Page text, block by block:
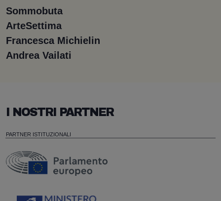
Sommobuta
ArteSettima
Francesca Michielin
Andrea Vailati
I NOSTRI PARTNER
PARTNER ISTITUZIONALI